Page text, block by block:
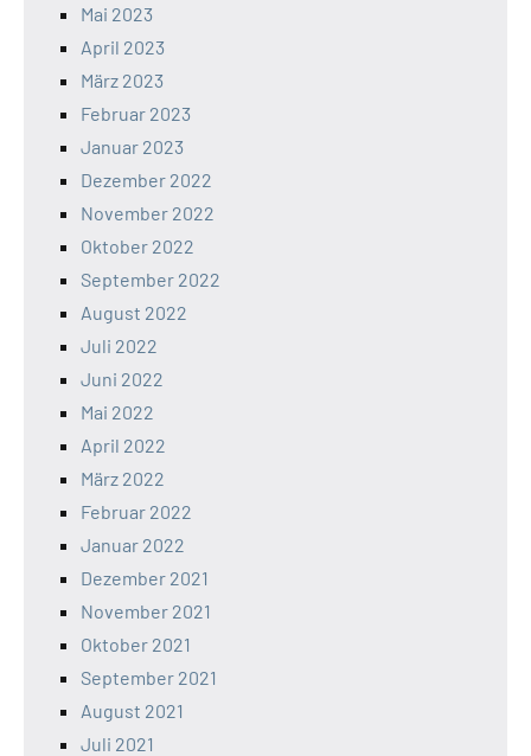
Mai 2023
April 2023
März 2023
Februar 2023
Januar 2023
Dezember 2022
November 2022
Oktober 2022
September 2022
August 2022
Juli 2022
Juni 2022
Mai 2022
April 2022
März 2022
Februar 2022
Januar 2022
Dezember 2021
November 2021
Oktober 2021
September 2021
August 2021
Juli 2021